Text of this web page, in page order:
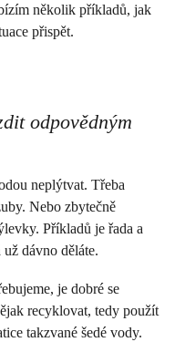
několik příkladů, jak
přispět.
odpovědným
neplýtvat. Třeba
Nebo zbytečně
Příkladů je řada a
dávno děláte.
je dobré se
recyklovat, tedy použít
takzvané šedé vody.